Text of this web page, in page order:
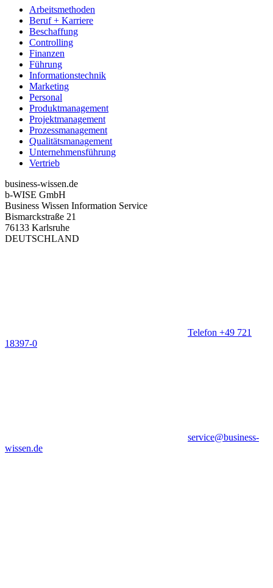
Arbeitsmethoden
Beruf + Karriere
Beschaffung
Controlling
Finanzen
Führung
Informationstechnik
Marketing
Personal
Produktmanagement
Projektmanagement
Prozessmanagement
Qualitätsmanagement
Unternehmensführung
Vertrieb
business-wissen.de
b-WISE GmbH
Business Wissen Information Service
Bismarckstraße 21
76133 Karlsruhe
DEUTSCHLAND
Telefon +49 721
18397-0
service@business-
wissen.de